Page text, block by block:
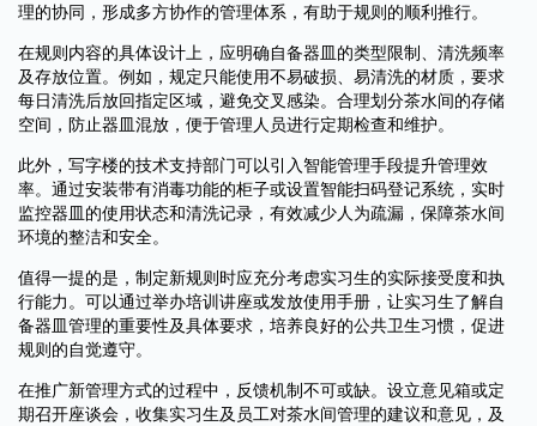
理的协同，形成多方协作的管理体系，有助于规则的顺利推行。
在规则内容的具体设计上，应明确自备器皿的类型限制、清洗频率
及存放位置。例如，规定只能使用不易破损、易清洗的材质，要求
每日清洗后放回指定区域，避免交叉感染。合理划分茶水间的存储
空间，防止器皿混放，便于管理人员进行定期检查和维护。
此外，写字楼的技术支持部门可以引入智能管理手段提升管理效
率。通过安装带有消毒功能的柜子或设置智能扫码登记系统，实时
监控器皿的使用状态和清洗记录，有效减少人为疏漏，保障茶水间
环境的整洁和安全。
值得一提的是，制定新规则时应充分考虑实习生的实际接受度和执
行能力。可以通过举办培训讲座或发放使用手册，让实习生了解自
备器皿管理的重要性及具体要求，培养良好的公共卫生习惯，促进
规则的自觉遵守。
在推广新管理方式的过程中，反馈机制不可或缺。设立意见箱或定
期召开座谈会，收集实习生及员工对茶水间管理的建议和意见，及